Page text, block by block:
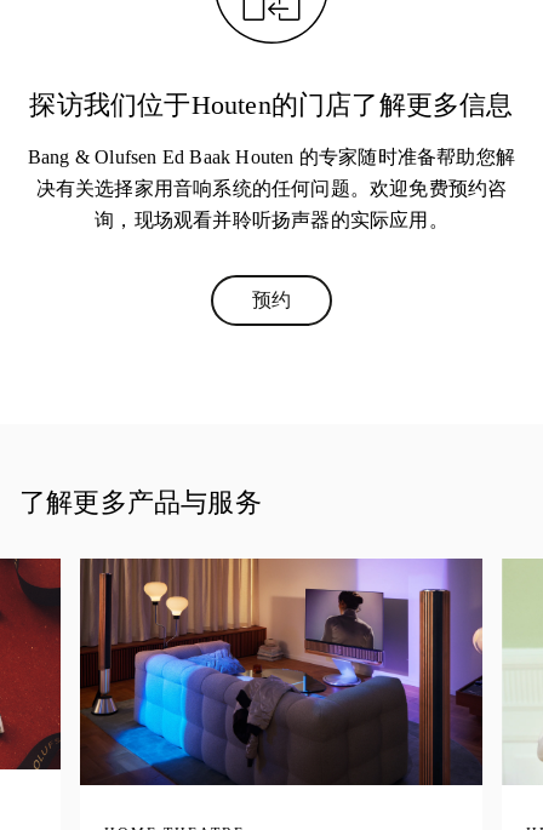
探访我们位于Houten的门店了解更多信息
Bang & Olufsen Ed Baak Houten 的专家随时准备帮助您解
决有关选择家用音响系统的任何问题。欢迎免费预约咨
询，现场观看并聆听扬声器的实际应用。
预约Link Opens in New Tab
了解更多产品与服务